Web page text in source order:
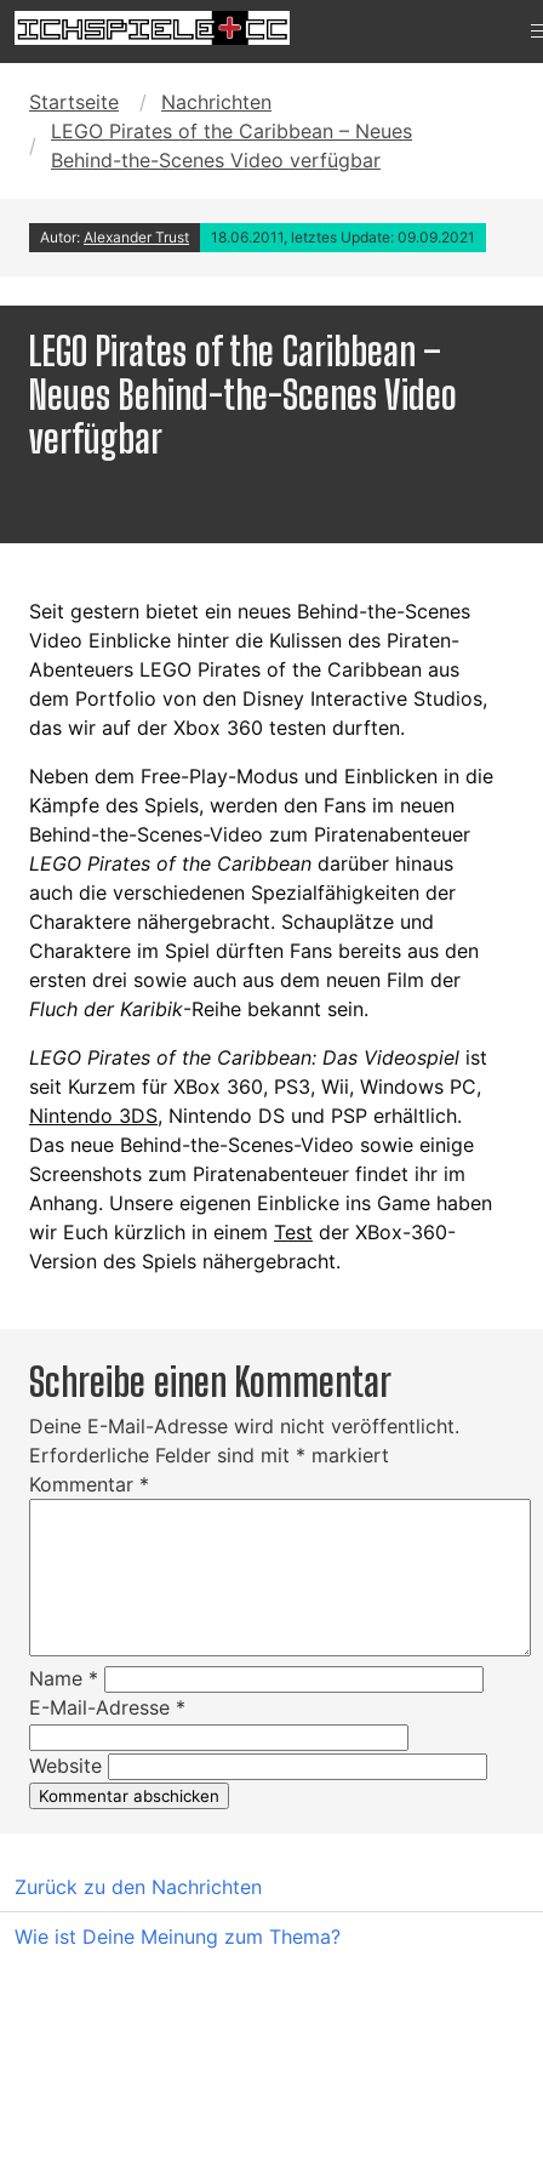
Startseite
Nachrichten
LEGO Pirates of the Caribbean – Neues
Behind-the-Scenes Video verfügbar
Autor: Alexander Trust 18.06.2011, letztes Update: 09.09.2021
LEGO Pirates of the Caribbean –
Neues Behind-the-Scenes Video
verfügbar
Seit gestern bietet ein neues Behind-the-Scenes
Video Einblicke hinter die Kulissen des Piraten-
Abenteuers LEGO Pirates of the Caribbean aus
dem Portfolio von den Disney Interactive Studios,
das wir auf der Xbox 360 testen durften.
Neben dem Free-Play-Modus und Einblicken in die
Kämpfe des Spiels, werden den Fans im neuen
Behind-the-Scenes-Video zum Piratenabenteuer
LEGO Pirates of the Caribbean darüber hinaus
auch die verschiedenen Spezialfähigkeiten der
Charaktere nähergebracht. Schauplätze und
Charaktere im Spiel dürften Fans bereits aus den
ersten drei sowie auch aus dem neuen Film der
Fluch der Karibik-Reihe bekannt sein.
LEGO Pirates of the Caribbean: Das Videospiel ist
seit Kurzem für XBox 360, PS3, Wii, Windows PC,
Nintendo 3DS, Nintendo DS und PSP erhältlich.
Das neue Behind-the-Scenes-Video sowie einige
Screenshots zum Piratenabenteuer findet ihr im
Anhang. Unsere eigenen Einblicke ins Game haben
wir Euch kürzlich in einem Test der XBox-360-
Version des Spiels nähergebracht.
Schreibe einen Kommentar
Deine E-Mail-Adresse wird nicht veröffentlicht.
Erforderliche Felder sind mit * markiert
Kommentar *
Name *
E-Mail-Adresse *
Website
Zurück zu den Nachrichten
Wie ist Deine Meinung zum Thema?